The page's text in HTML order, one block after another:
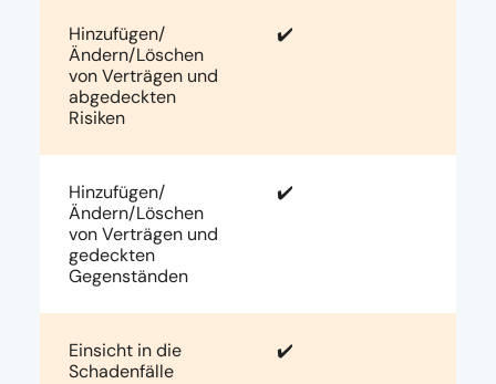
Hinzufügen/
Ändern/Löschen
von Verträgen und
abgedeckten
Risiken
✔️
Hinzufügen/
Ändern/Löschen
von Verträgen und
gedeckten
Gegenständen
✔️
Einsicht in die
Schadenfälle
✔️